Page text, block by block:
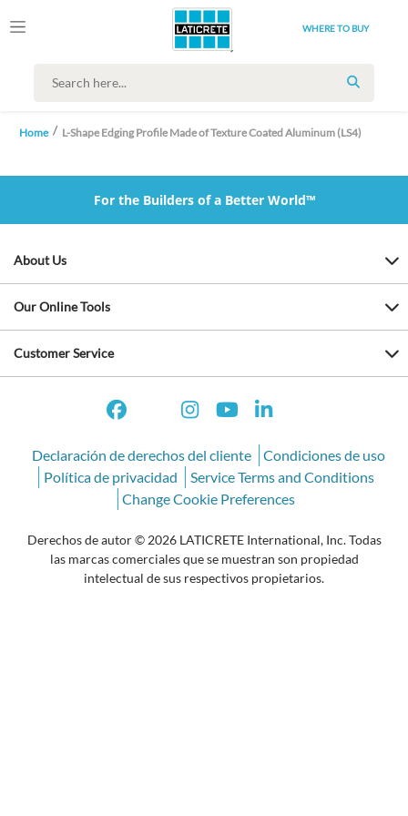
WHERE TO BUY
SEARCH
Home L-Shape Edging Profile Made of Texture Coated Aluminum (LS4)
For the Builders of a Better World™
About Us
Our Online Tools
Customer Service
Declaración de derechos del cliente
Condiciones de uso
Política de privacidad
Service Terms and Conditions
Change Cookie Preferences
Derechos de autor © 2026 LATICRETE International, Inc. Todas
las marcas comerciales que se muestran son propiedad
intelectual de sus respectivos propietarios.